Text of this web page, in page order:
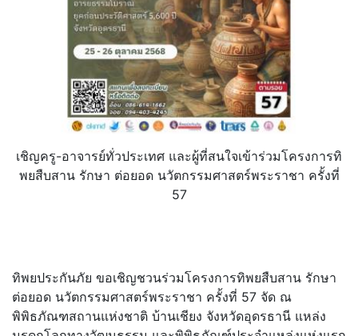
เชิญครู-อาจารย์ทั่วประเทศ และผู้ที่สนใจเข้าร่วมโครงการทิ
พยสืบสาน รักษา ต่อยอด นวัตกรรมศาสตร์พระราชา ครั้งที่
57
ทิพยประกันภัย ขอเชิญชวนร่วมโครงการทิพยสืบสาน รักษา
ต่อยอด นวัตกรรมศาสตร์พระราชา ครั้งที่ 57 จัด ณ
พิพิธภัณฑสถานแห่งชาติ บ้านเชียง จังหวัดอุดรธานี แหล่ง